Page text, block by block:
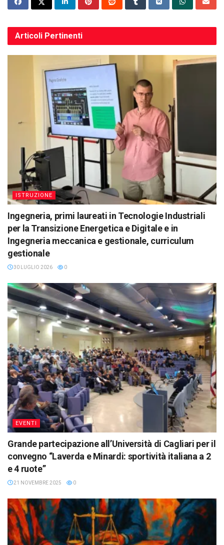
Articoli Pertinenti
ISTRUZIONE
Ingegneria, primi laureati in Tecnologie Industriali
per la Transizione Energetica e Digitale e in
Ingegneria meccanica e gestionale, curriculum
gestionale
30 LUGLIO 2026 0
EVENTI
Grande partecipazione all’Università di Cagliari per il
convegno “Laverda e Minardi: sportività italiana a 2
e 4 ruote”
21 NOVEMBRE 2025 0